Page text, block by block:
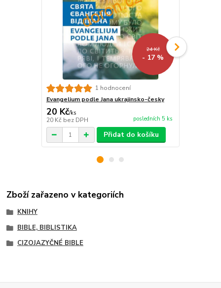
24 Kč
- 17 %
1 hodnocení
Evangelium podle Jana ukrajinsko-česky
20 Kč/ks
20 Kč bez DPH posledních 5 ks
Přidat do košíku
Zboží zařazeno v kategoriích
KNIHY
BIBLE, BIBLISTIKA
CIZOJAZYČNÉ BIBLE